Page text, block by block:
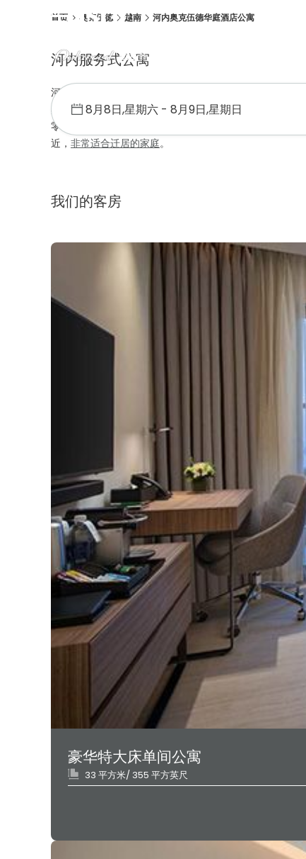
概述客房
首页 奥克伍德 越南 河内奥克伍德华庭酒店公寓
河内服务式公寓
河内奥克伍德华庭酒店公寓位于风景如画的西湖畔的宁静
典雅的服务式公寓中放松身心，或专享餐厅、住客休息厅
零售店并且便利设施，可轻松前往河内中央商务区、政
近， 非常适合迁居的家庭。
我们的客房
豪华特大床单间公寓
33 平方米/ 355 平方英尺